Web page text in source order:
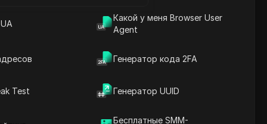
Какой у меня Browser User
Agent
Генератор кода 2FA
Test Генератор UUID
Бесплатные SMM-
Задать вопросы
Задайте вопросы об этой странице
Открыть в Claude
Задайте вопросы об этой странице